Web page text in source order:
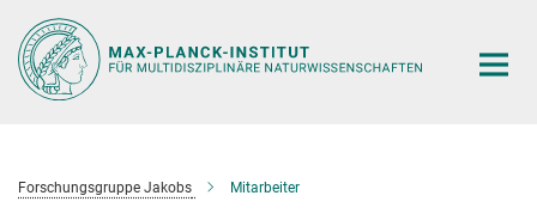
Hauptinhalt
Forschungsgruppe Jakobs Mitarbeiter